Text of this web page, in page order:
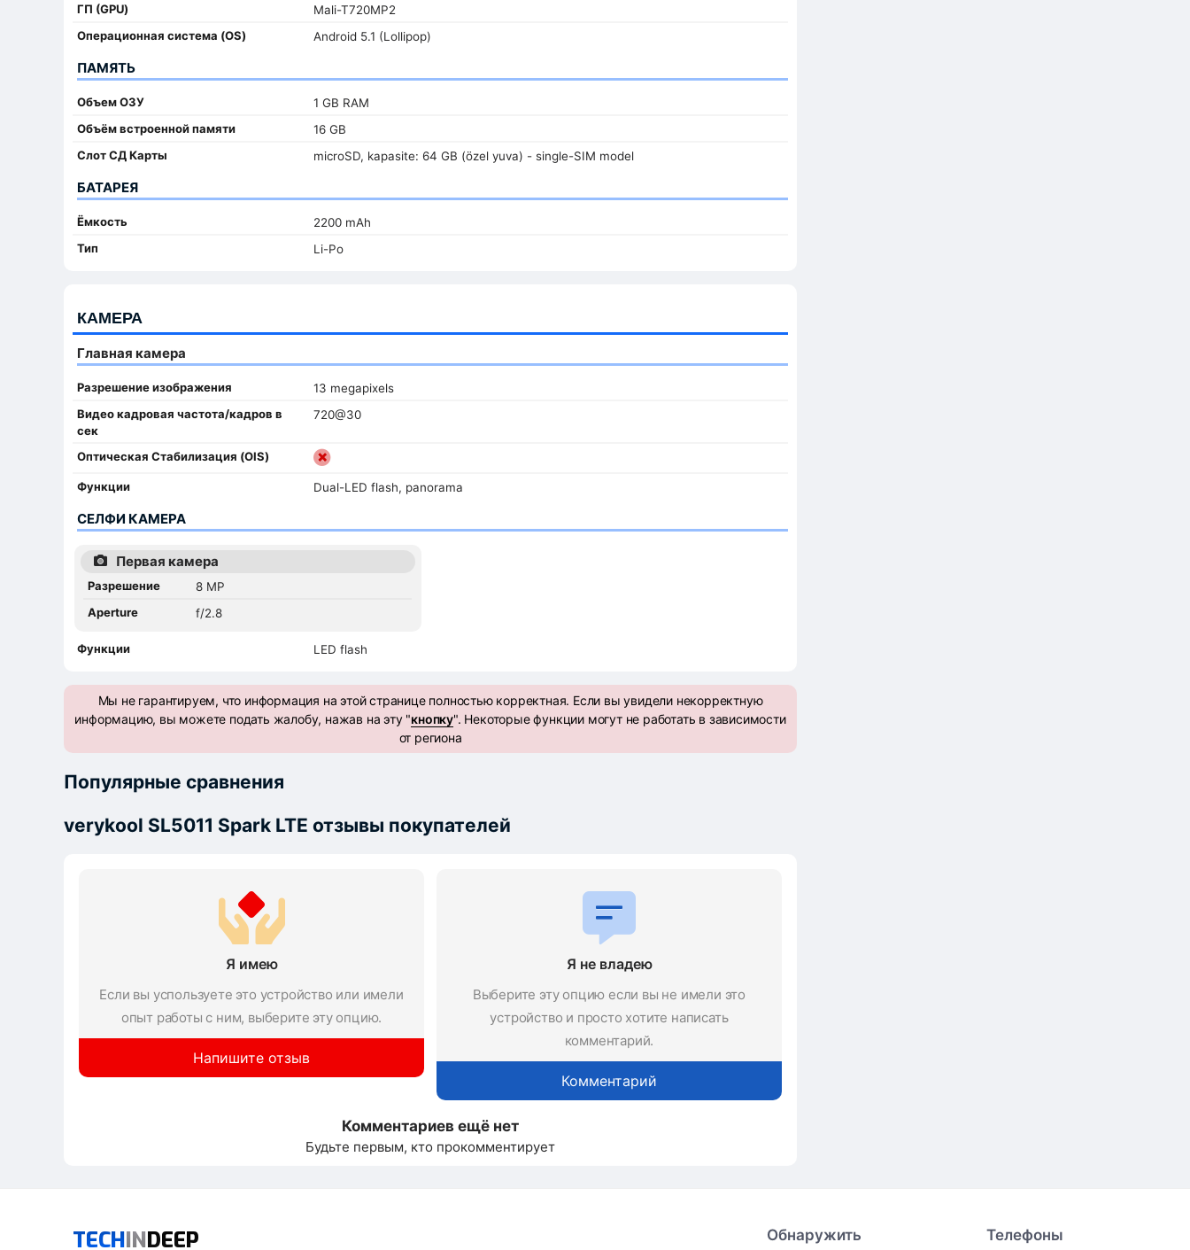
ГП (GPU)
Mali-T720MP2
Oперационная система (OS)
Android 5.1 (Lollipop)
ПАМЯТЬ
Объем ОЗУ
1 GB RAM
Объём встроенной памяти
16 GB
Слот СД Карты
microSD, kapasite: 64 GB (özel yuva) - single-SIM model
БАТАРЕЯ
Ёмкость
2200 mAh
Тип
Li-Po
КАМЕРА
Главная камера
Разрешение изображения
13 megapixels
Видео кадровая частота/кадров в
сек
720@30
Оптическая Стабилизация (OIS)
Функции Dual-LED flash, panorama
СЕЛФИ КАМЕРА
Первая камера
Разрешение
8 MP
Aperture
f/2.8
Функции LED flash
Мы не гарантируем, что информация на этой странице полностью корректная. Если вы увидели некорректную
информацию, вы можете подать жалобу, нажав на эту "кнопку". Некоторые функции могут не работать в зависимости
от региона
Популярные сравнения
verykool SL5011 Spark LTE отзывы покупателей
Я имею
Если вы успользуете это устройство или имели
опыт работы с ним, выберите эту опцию.
Напишите отзыв
Я не владею
Выберите эту опцию если вы не имели это
устройство и просто хотите написать
комментарий.
Комментарий
Комментариев ещё нет
Будьте первым, кто прокомментирует
TECHINDEEP Обнаружить Телефоны